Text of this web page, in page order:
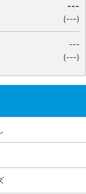
---
(---)
---
(---)